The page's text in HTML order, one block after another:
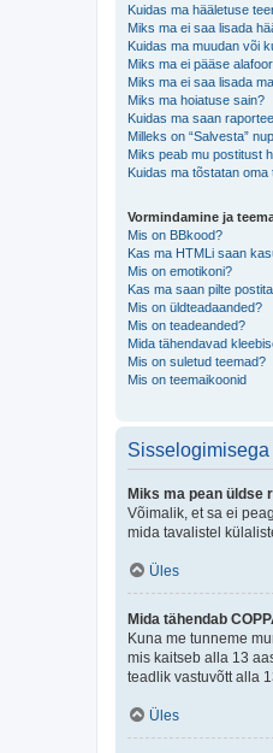
Kuidas ma hääletuse
Miks ma ei saa lisada
Kuidas ma muudan või
Miks ma ei pääse
Miks ma ei saa lisada
Miks ma hoiatuse sain?
Kuidas ma saan
Milleks on “Salvesta”
Miks peab mu postitust
Kuidas ma tõstatan oma
Vormindamine ja
Mis on BBkood?
Kas ma HTMLi saan
Mis on emotikoni?
Kas ma saan pilte
Mis on üldteadaanded?
Mis on teadeanded?
Mida tähendavad
Mis on suletud teemad?
Mis on teemaikoonid
Miks ma pean üldse
Võimalik, et sa ei
mida tavalistel
Üles
Mida tähendab
Kuna me tunneme
mis kaitseb alla 13
teadlik vastuvõtt alla
Üles